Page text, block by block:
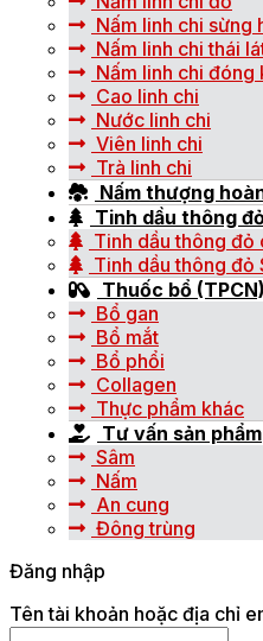
Nấm linh chi sừng
Nấm linh chi thái
Nấm linh chi đóng
Cao linh chi
Nước linh chi
Viên linh chi
Trà linh chi
Nấm thượng
Tinh dầu thông
Tinh dầu thông đỏ
Tinh dầu thông đỏ
Thuốc bổ (TPCN)
Bổ gan
Bổ mắt
Bổ phổi
Collagen
Thực phẩm khác
Tư vấn sản phẩm
Sâm
Nấm
An cung
Đông trùng
Đăng nhập
Tên tài khoản hoặc địa chỉ